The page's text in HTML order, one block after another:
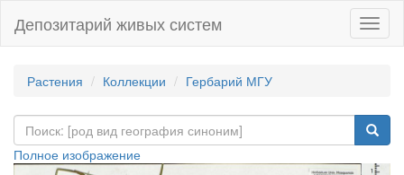
Депозитарий живых систем
Растения Коллекции Гербарий МГУ
Полное изображение